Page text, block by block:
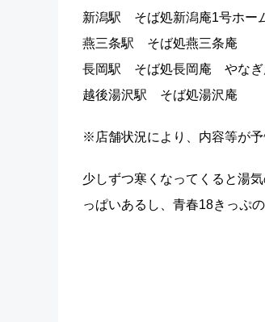
新潟駅 そば処新潟庵1号ホ
燕三条駅 そば処燕三条庵
長岡駅 そば処長岡庵 やなぎ
越後湯沢駅 そば処湯沢庵
※店舗状況により、内容等が
少しずつ寒くなってくると湯
っぱいあるし、青春18きっぷ